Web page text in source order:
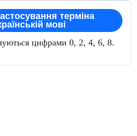
терміна
мові
цифрами 0, 2, 4, 6, 8.